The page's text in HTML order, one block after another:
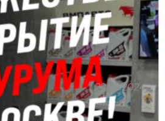
29.05.2024